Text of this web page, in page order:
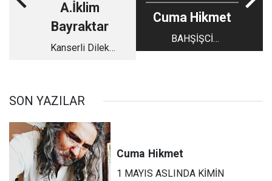
A.İklim
Bayraktar
Kanserli Dilek
Cuma Hikmet
BAHŞİŞCİ
BAKANDAN YENİ
SON YAZILAR
Cuma Hikmet
1 MAYIS ASLINDA KİMİN